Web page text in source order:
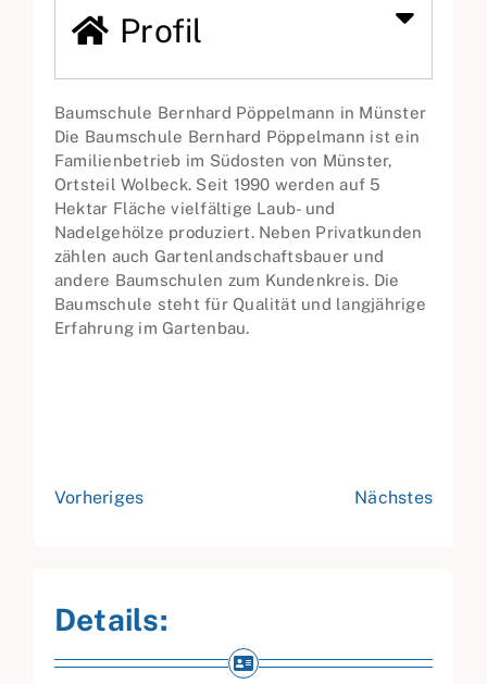
Profil
Baumschule Bernhard Pöppelmann in Münster
Die Baumschule Bernhard Pöppelmann ist ein
Familienbetrieb im Südosten von Münster,
Ortsteil Wolbeck. Seit 1990 werden auf 5
Hektar Fläche vielfältige Laub- und
Nadelgehölze produziert. Neben Privatkunden
zählen auch Gartenlandschaftsbauer und
andere Baumschulen zum Kundenkreis. Die
Baumschule steht für Qualität und langjährige
Erfahrung im Gartenbau.
Vorheriges Nächstes
Details: